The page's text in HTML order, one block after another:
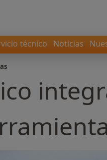
técnico Noticias